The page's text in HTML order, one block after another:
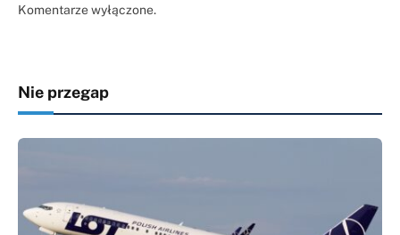
Komentarze wyłączone.
Nie przegap